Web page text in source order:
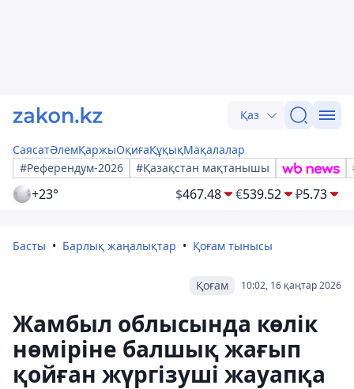
Қаз
СаясатӘлемҚаржыОқиғаҚұқықМақалалар
#Референдум-2026
#Қазақстан мақтанышы
+23° $467.48 €539.52 ₽5.73
Басты Барлық жаңалықтар Қоғам тынысы
10:02, 16 қаңтар 2026
Қоғам
Жамбыл облысында көлік
нөміріне балшық жағып
қойған жүргізуші жауапқа